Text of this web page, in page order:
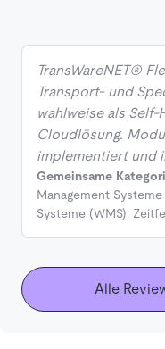
TransWareNET®
Transport- und
wahlweise als
Cloudlösung.
implementiert und
Gemeinsame
Management Systeme
Systeme (WMS),
Alle